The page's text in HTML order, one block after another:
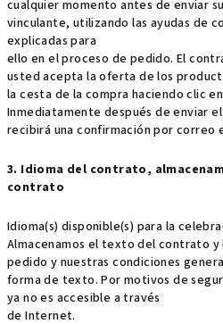
cualquier momento antes de enviar
vinculante, utilizando las ayudas de
explicadas para
ello en el proceso de pedido. El
usted acepta la oferta de los
la cesta de la compra haciendo clic
Inmediatamente después de enviar
recibirá una confirmación por correo
3. Idioma del contrato,
contrato
Idioma(s) disponible(s) para la
Almacenamos el texto del contrato y
pedido y nuestras condiciones
forma de texto. Por motivos de
ya no es accesible a través
de Internet.